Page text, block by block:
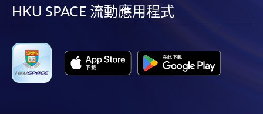
facebook
youtube
linkedin
HKU SPACE 流動應用程式